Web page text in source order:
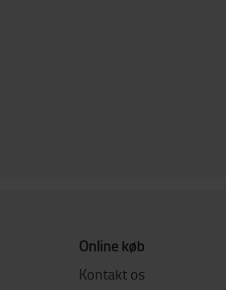
Online køb
Kontakt os